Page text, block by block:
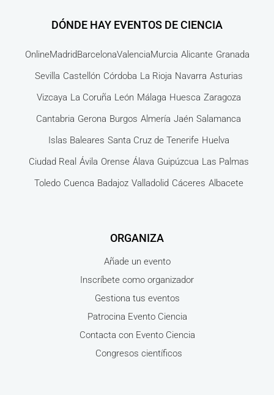
DÓNDE HAY EVENTOS DE CIENCIA
OnlineMadridBarcelonaValenciaMurcia Alicante Granada
Sevilla Castellón Córdoba La Rioja Navarra Asturias
Vizcaya La Coruña León Málaga Huesca Zaragoza
Cantabria Gerona Burgos Almería Jaén Salamanca
Islas Baleares Santa Cruz de Tenerife Huelva
Ciudad Real Ávila Orense Álava Guipúzcua Las Palmas
Toledo Cuenca Badajoz Valladolid Cáceres Albacete
ORGANIZA
Añade un evento
Inscríbete como organizador
Gestiona tus eventos
Patrocina Evento Ciencia
Contacta con Evento Ciencia
Congresos científicos